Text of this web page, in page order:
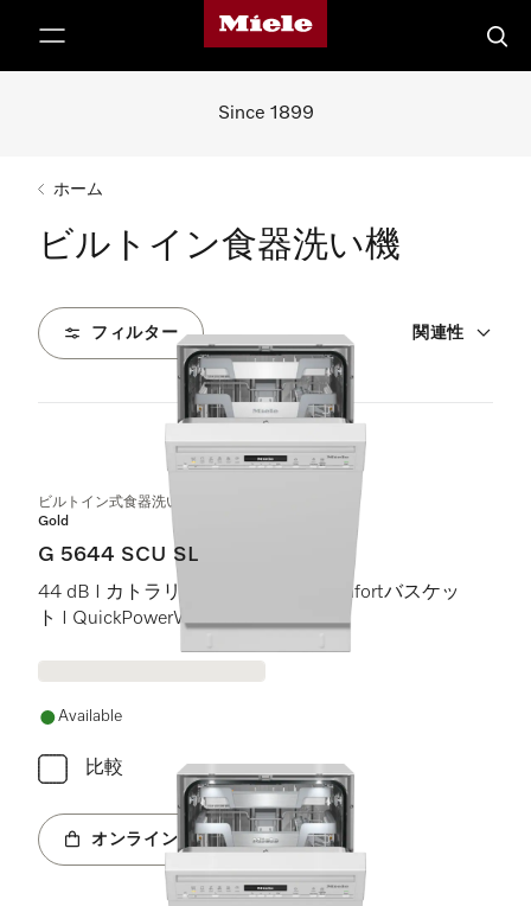
Mieleのホームページ
検索
Since 1899
ホーム
ビルトイン食器洗い機
フィルター 関連性
19 製品
ビルトイン式食器洗い機（45 cm）
Gold
G 5644 SCU SL
44 dB I カトラリートレイ I ExtraComfortバスケッ
ト I QuickPowerWash I AutoOpen
Available
比較
オンラインショップへ